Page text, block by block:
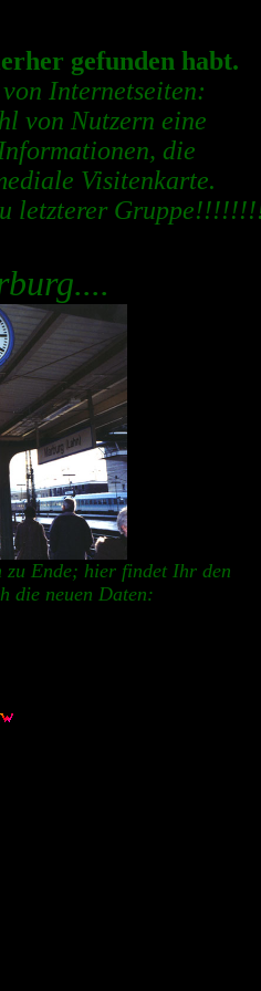
gefunden habt.
Internetseiten:
von Nutzern eine
die
Visitenkarte.
letzterer
zu Ende; hier findet Ihr den
die neuen Daten: